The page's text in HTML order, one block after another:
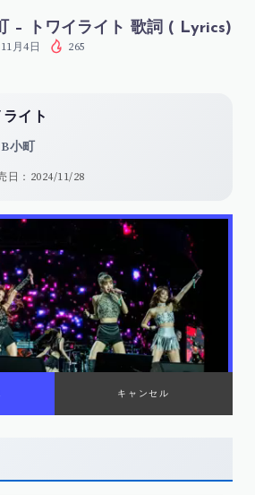
– トワイライト 歌詞 ( Lyrics)
月4日 265
ライト
B小町
日：2024/11/28